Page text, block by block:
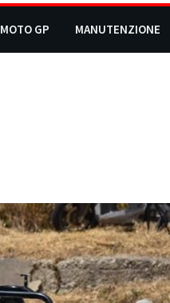
MOTO GP MANUTENZIONE